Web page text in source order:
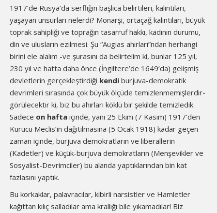
1917’de Rusya’da serfliğin başlıca belirtileri, kalıntıları,
yaşayan unsurları nelerdi? Monarşi, ortaçağ kalıntıları, büyük
toprak sahipliği ve toprağın tasarruf hakkı, kadının durumu,
din ve ulusların ezilmesi. Şu “Augias ahırları”ndan herhangi
birini ele alalım -ve şurasını da belirtelim ki, bunlar 125 yıl,
230 yıl ve hatta daha önce (İngiltere’de 1649’da) gelişmiş
devletlerin gerçekleştirdiği kendi burjuva-demokratik
devrimleri sırasında çok büyük ölçüde temizlenmemişlerdir-
görülecektir ki, biz bu ahırları köklü bir şekilde temizledik.
Sadece on hafta içinde, yani 25 Ekim (7 Kasım) 1917’den
Kurucu Meclis’in dağıtılmasına (5 Ocak 1918) kadar geçen
zaman içinde, burjuva demokratların ve liberallerin
(Kadetler) ve küçük-burjuva demokratların (Menşevikler ve
Sosyalist-Devrimciler) bu alanda yaptıklarından bin kat
fazlasını yaptık.
Bu korkaklar, palavracılar, kibirli narsistler ve Hamletler
kağıttan kılıç salladılar ama krallığı bile yıkamadılar! Biz